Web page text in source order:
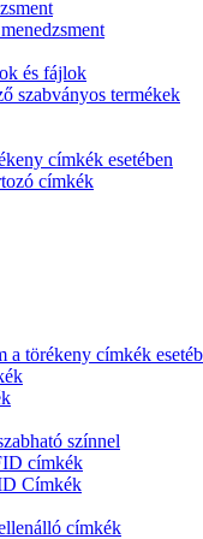
és fájlok
szabványos termékek
címkék esetében
címkék
a törékeny címkék
színnel
címkék
Címkék
címkék